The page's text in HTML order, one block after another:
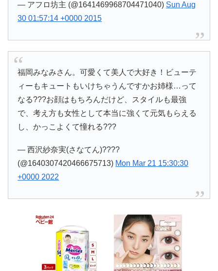
— アフロ坊主 (@1641469968704471040) Sun Aug
30 01:57:14 +0000 2015
福岡みなみさん。可愛くて美人で大好き！ビューテ
ィーもキュートもいけちゃうんですかお姉様…って
なる???お顔はもちろんだけど、スタイルも最強
で、考え方も女性として本当に強くて元気もらえる
し、かっこよくて憧れる???
— 西沢紗奈実(さなてん)????
(@1640307420466675713) Mon Mar 21 15:30:30
+0000 2022